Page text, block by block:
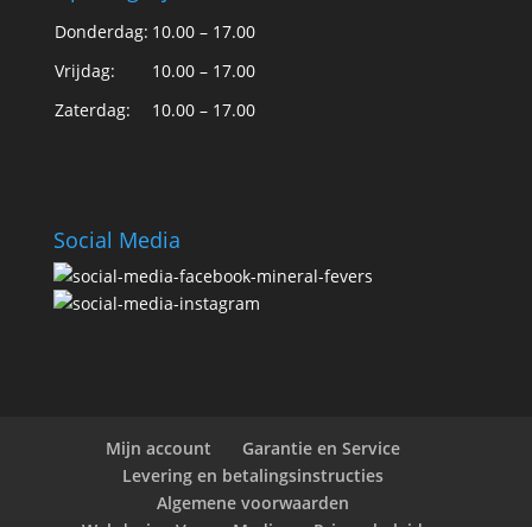
Donderdag: 10.00 – 17.00
Vrijdag:
10.00 – 17.00
Zaterdag:
10.00 – 17.00
Social Media
Mijn account
Garantie en Service
Levering en betalingsinstructies
Algemene voorwaarden